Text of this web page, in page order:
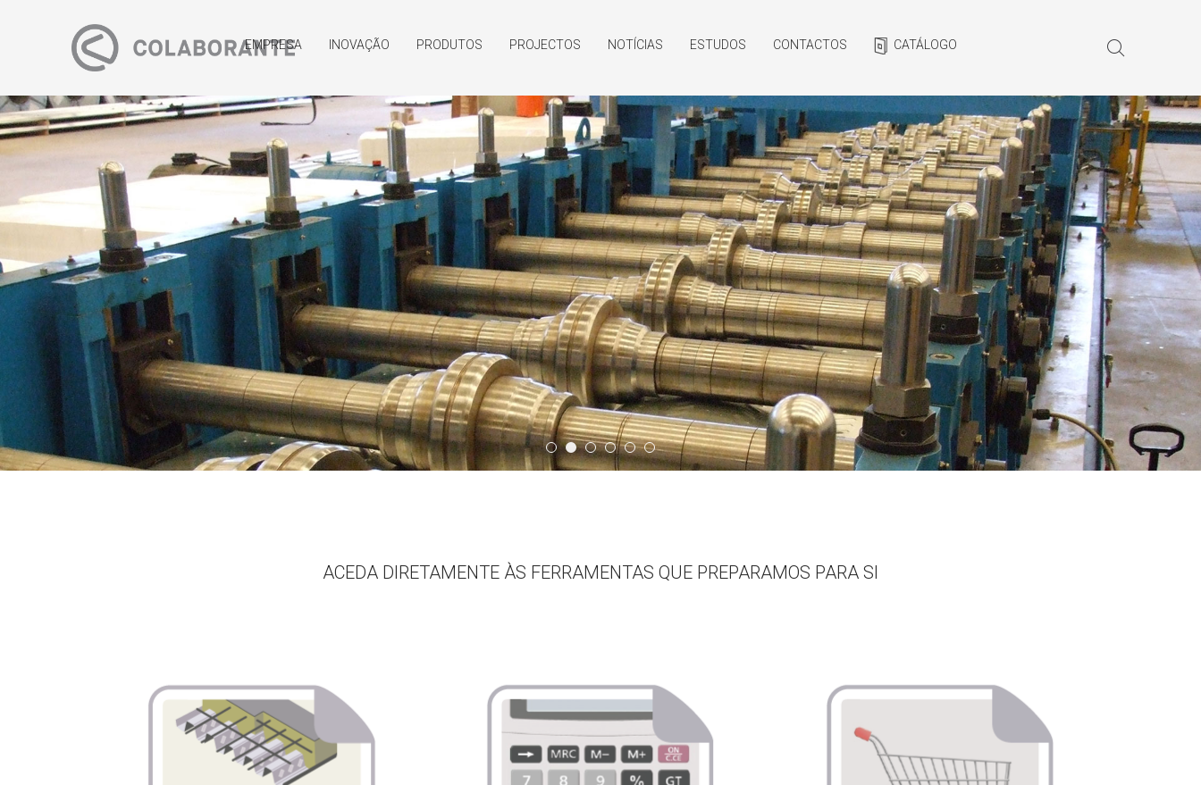
EMPRESA INOVAÇÃO PRODUTOS PROJECTOS NOTÍCIAS ESTUDOS CONTACTOS CATÁLOGO
Quem Somos
Slide03Banner05
Banner06
Slide02Banner03
ACEDA DIRETAMENTE ÀS FERRAMENTAS QUE PREPARAMOS PARA SI